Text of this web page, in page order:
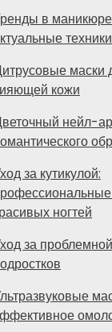
в
маски
кожи
нейл-
за кутикулой:
ногтей
за